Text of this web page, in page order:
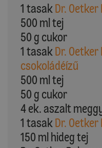
1 tasak Dr.
500 ml tej
50 g cukor
1 tasak Dr.
csokoládéízű
500 ml tej
50 g cukor
4 ek. aszalt
1 tasak Dr.
150 ml hideg tej